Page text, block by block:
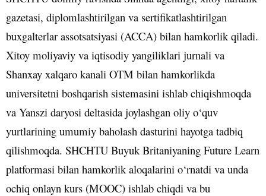
gazetasi, diplomlashtirilgan va sertifikatlashtirilgan
buxgalterlar assotsatsiyasi (ACCA) bilan hamkorlik qiladi.
Xitoy moliyaviy va iqtisodiy yangiliklari jurnali va
Shanxay xalqaro kanali OTM bilan hamkorlikda
universitetni boshqarish sistemasini ishlab chiqishmoqda
va Yanszi daryosi deltasida joylashgan oliy o‘quv
yurtlarining umumiy baholash dasturini hayotga tadbiq
qilishmoqda. SHCHTU Buyuk Britaniyaning Future Learn
platformasi bilan hamkorlik aloqalarini o‘rnatdi va unda
ochiq onlayn kurs (MOOC) ishlab chiqdi va bu